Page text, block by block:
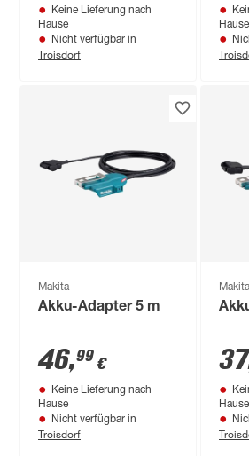
Keine Lieferung nach
Hause
Nicht verfügbar in
Troisdorf
und
6,0
Hause
Makita
Akku-Adapter 5 m
46,99 €
Keine Lieferung nach
Hause
Nicht verfügbar in
Troisdorf
37
Hause